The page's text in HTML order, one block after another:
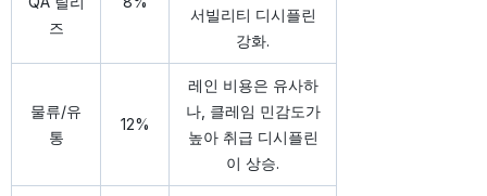
즈
서빌리티 디시플린
강화.
물류/유
통
12%
레인 비용은 유사하
나, 클레임 민감도가
높아 취급 디시플린
이 상승.